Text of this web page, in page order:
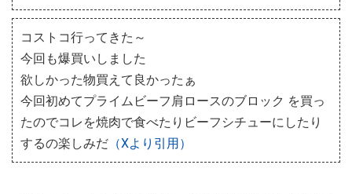
コストコ行ってきた～
今回も爆買いしました
欲しかった物買えて良かったぁ
今回初めてプライムビーフ肩ロースのブロック を買っ
たのでコレを焼肉で食べたりビーフシチューにしたり
するの楽しみだ （Xより引用）